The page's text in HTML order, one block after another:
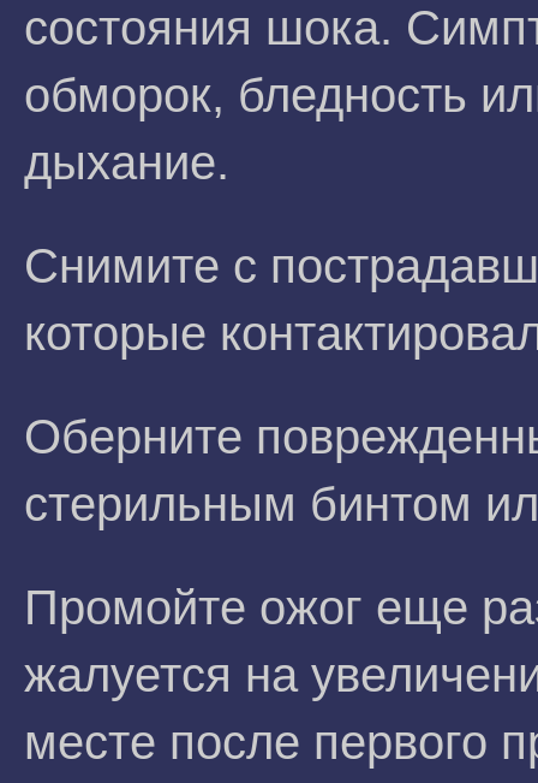
состояния шока.
обморок, бледность
дыхание.
Снимите с
которые
Оберните
стерильным бинтом
Промойте ожог еще
жалуется на
месте после первого